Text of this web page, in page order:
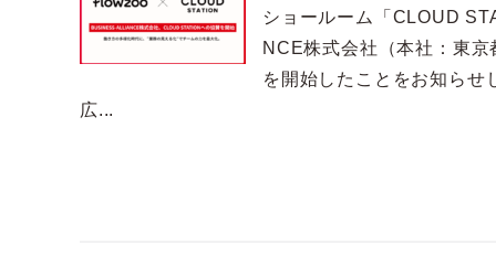
ショールーム「CLOUD
NCE株式会社（本社：東
を開始したことをお知ら
広...